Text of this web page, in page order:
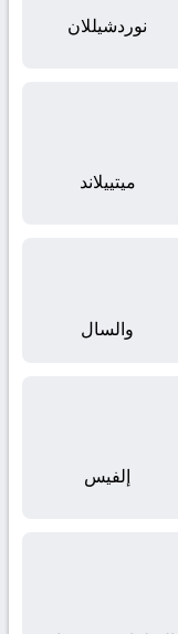
نوردشيللان
ميتييلاند
والسال
إلفيس